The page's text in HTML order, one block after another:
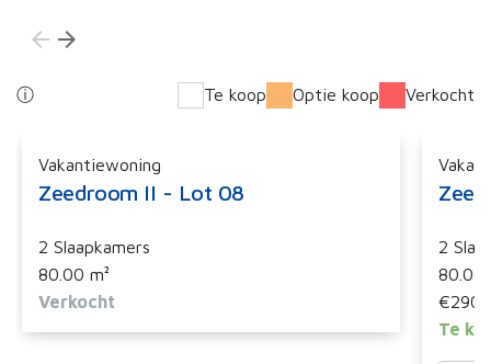
arrow_back arrow_forward
ⓘ Te koop Optie koop Verkocht
Vakantiewoning
Zeedroom II - Lot 08
2 Slaapkamers
80.00 m²
Verkocht
2
80.00
Te